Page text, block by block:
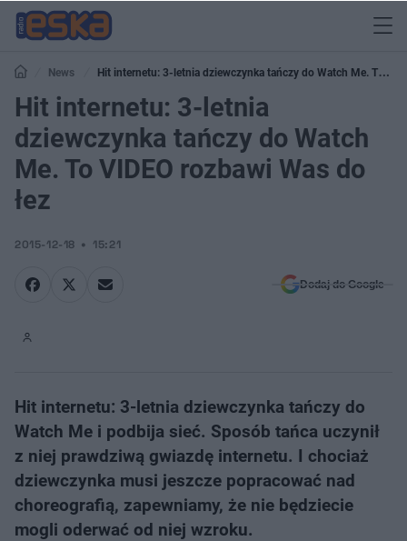
News
Hit internetu: 3-letnia dziewczynka tańczy do Watch Me. To
VIDEO rozbawi Was do łez
Hit internetu: 3-letnia
dziewczynka tańczy do Watch
Me. To VIDEO rozbawi Was do
łez
2015-12-18 15:21
Dodaj do Google
Hit internetu: 3-letnia dziewczynka tańczy do
Watch Me i podbija sieć. Sposób tańca uczynił
z niej prawdziwą gwiazdę internetu. I chociaż
dziewczynka musi jeszcze popracować nad
choreografią, zapewniamy, że nie będziecie
mogli oderwać od niej wzroku.